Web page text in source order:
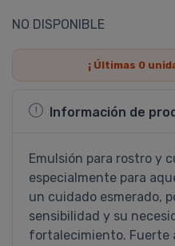
NO DISPONIBLE
¡ Últimas 0
Información de
Emulsión para rostro y
especialmente para
un cuidado esmerado,
sensibilidad y su
fortalecimiento. Fuerte